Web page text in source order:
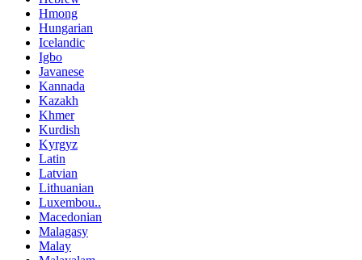
Hmong
Hungarian
Icelandic
Igbo
Javanese
Kannada
Kazakh
Khmer
Kurdish
Kyrgyz
Latin
Latvian
Lithuanian
Luxembou..
Macedonian
Malagasy
Malay